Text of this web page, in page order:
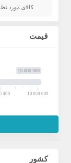
چراغ های
چراغ LED Batten
چراغ پر
چراغ کم
قیمت
10 000 000
000 10 000 000
کشور